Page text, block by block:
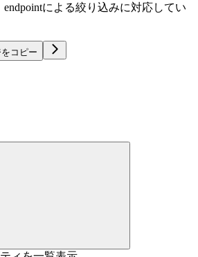
による絞り込みに対応してい
コピー